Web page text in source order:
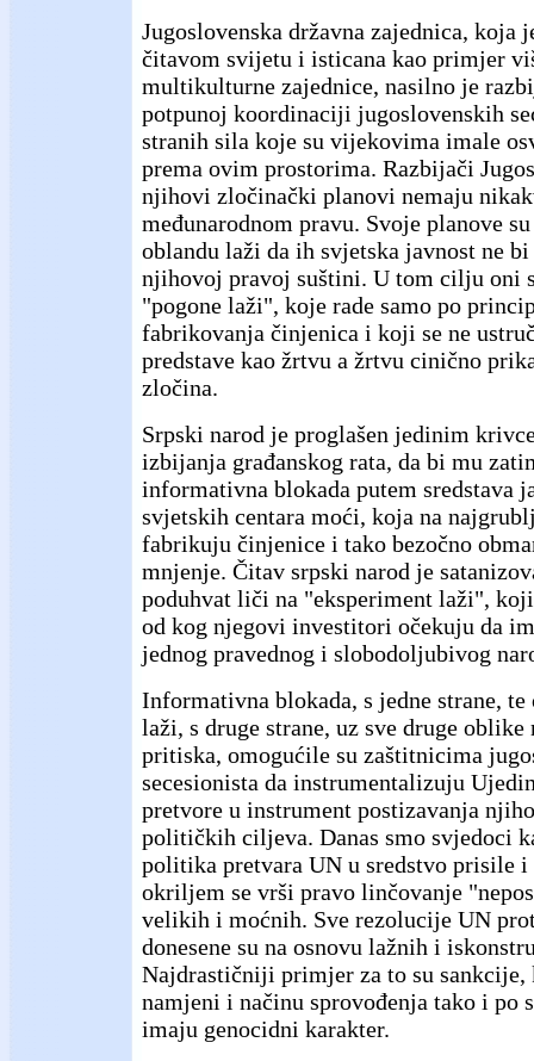
Jugoslovenska državna zajednica, koja
čitavom svijetu i isticana kao primjer
multikulturne zajednice, nasilno je
potpunoj koordinaciji jugoslovenskih
stranih sila koje su vijekovima imale
prema ovim prostorima. Razbijači
njihovi zločinački planovi nemaju
međunarodnom pravu. Svoje planove
oblandu laži da ih svjetska javnost ne bi
njihovoj pravoj suštini. U tom cilju oni
"pogone laži", koje rade samo po
fabrikovanja činjenica i koji se ne
predstave kao žrtvu a žrtvu cinično
zločina.
Srpski narod je proglašen jedinim
izbijanja građanskog rata, da bi mu
informativna blokada putem sredstava
svjetskih centara moći, koja na
fabrikuju činjenice i tako bezočno
mnjenje. Čitav srpski narod je
poduhvat liči na "eksperiment laži",
od kog njegovi investitori očekuju da
jednog pravednog i slobodoljubivog
Informativna blokada, s jedne strane,
laži, s druge strane, uz sve druge
pritiska, omogućile su zaštitnicima
secesionista da instrumentalizuju
pretvore u instrument postizavanja
političkih ciljeva. Danas smo svjedoci
politika pretvara UN u sredstvo prisile
okriljem se vrši pravo linčovanje
velikih i moćnih. Sve rezolucije UN
donesene su na osnovu lažnih i
Najdrastičniji primjer za to su sankcije,
namjeni i načinu sprovođenja tako i po
imaju genocidni karakter.